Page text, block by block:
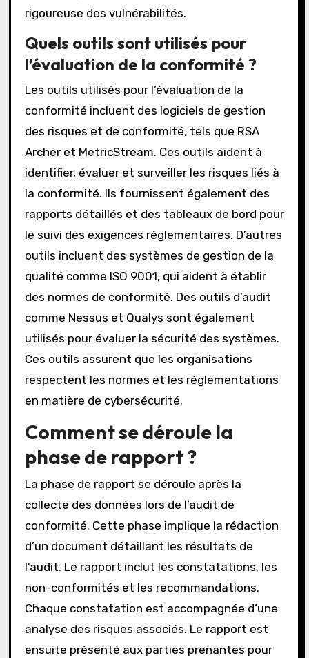
rigoureuse des vulnérabilités.
Quels outils sont utilisés pour
l’évaluation de la conformité ?
Les outils utilisés pour l’évaluation de la
conformité incluent des logiciels de gestion
des risques et de conformité, tels que RSA
Archer et MetricStream. Ces outils aident à
identifier, évaluer et surveiller les risques liés à
la conformité. Ils fournissent également des
rapports détaillés et des tableaux de bord pour
le suivi des exigences réglementaires. D’autres
outils incluent des systèmes de gestion de la
qualité comme ISO 9001, qui aident à établir
des normes de conformité. Des outils d’audit
comme Nessus et Qualys sont également
utilisés pour évaluer la sécurité des systèmes.
Ces outils assurent que les organisations
respectent les normes et les réglementations
en matière de cybersécurité.
Comment se déroule la
phase de rapport ?
La phase de rapport se déroule après la
collecte des données lors de l’audit de
conformité. Cette phase implique la rédaction
d’un document détaillant les résultats de
l’audit. Le rapport inclut les constatations, les
non-conformités et les recommandations.
Chaque constatation est accompagnée d’une
analyse des risques associés. Le rapport est
ensuite présenté aux parties prenantes pour